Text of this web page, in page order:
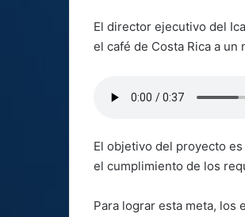
El director ejecutivo del
el café de Costa Rica a un
El objetivo del proyecto
el cumplimiento de los
Para lograr esta meta, los